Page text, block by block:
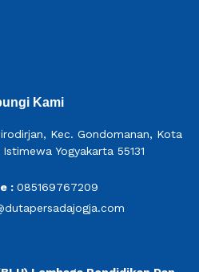
Kami
Kec. Gondomanan, Kota
Yogyakarta 55131
: 085169767209